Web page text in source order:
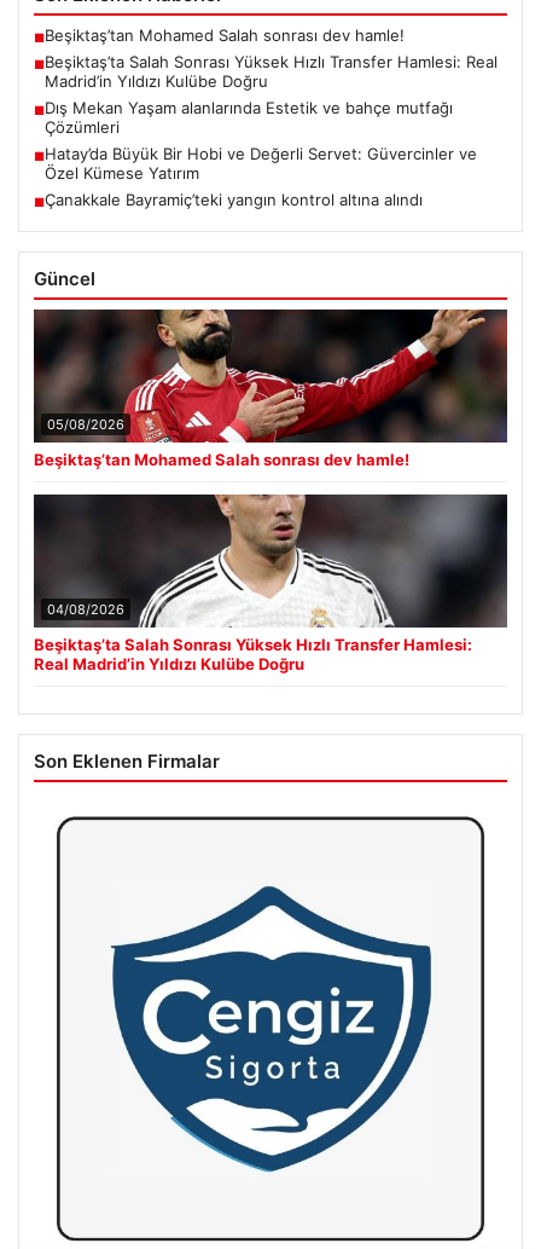
■Beşiktaş’tan Mohamed Salah sonrası dev hamle!
■Beşiktaş’ta Salah Sonrası Yüksek Hızlı Transfer Hamlesi: Real
Madrid’in Yıldızı Kulübe Doğru
■Dış Mekan Yaşam alanlarında Estetik ve bahçe mutfağı
Çözümleri
■Hatay’da Büyük Bir Hobi ve Değerli Servet: Güvercinler ve
Özel Kümese Yatırım
■Çanakkale Bayramiç’teki yangın kontrol altına alındı
Güncel
05/08/2026
Beşiktaş’tan Mohamed Salah sonrası dev hamle!
04/08/2026
Beşiktaş’ta Salah Sonrası Yüksek Hızlı Transfer Hamlesi:
Real Madrid’in Yıldızı Kulübe Doğru
Son Eklenen Firmalar